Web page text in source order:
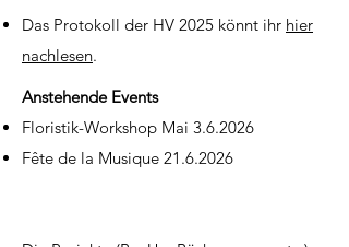
Das Protokoll der HV 2025 könnt ihr hier
nachlesen.
Anstehende Events
Floristik-Workshop Mai 3.6.2026
Fête de la Musique 21.6.2026